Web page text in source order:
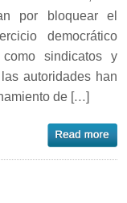
por bloquear el
democrático
sindicatos y
autoridades han
de […]